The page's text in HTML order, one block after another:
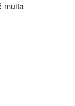
muita